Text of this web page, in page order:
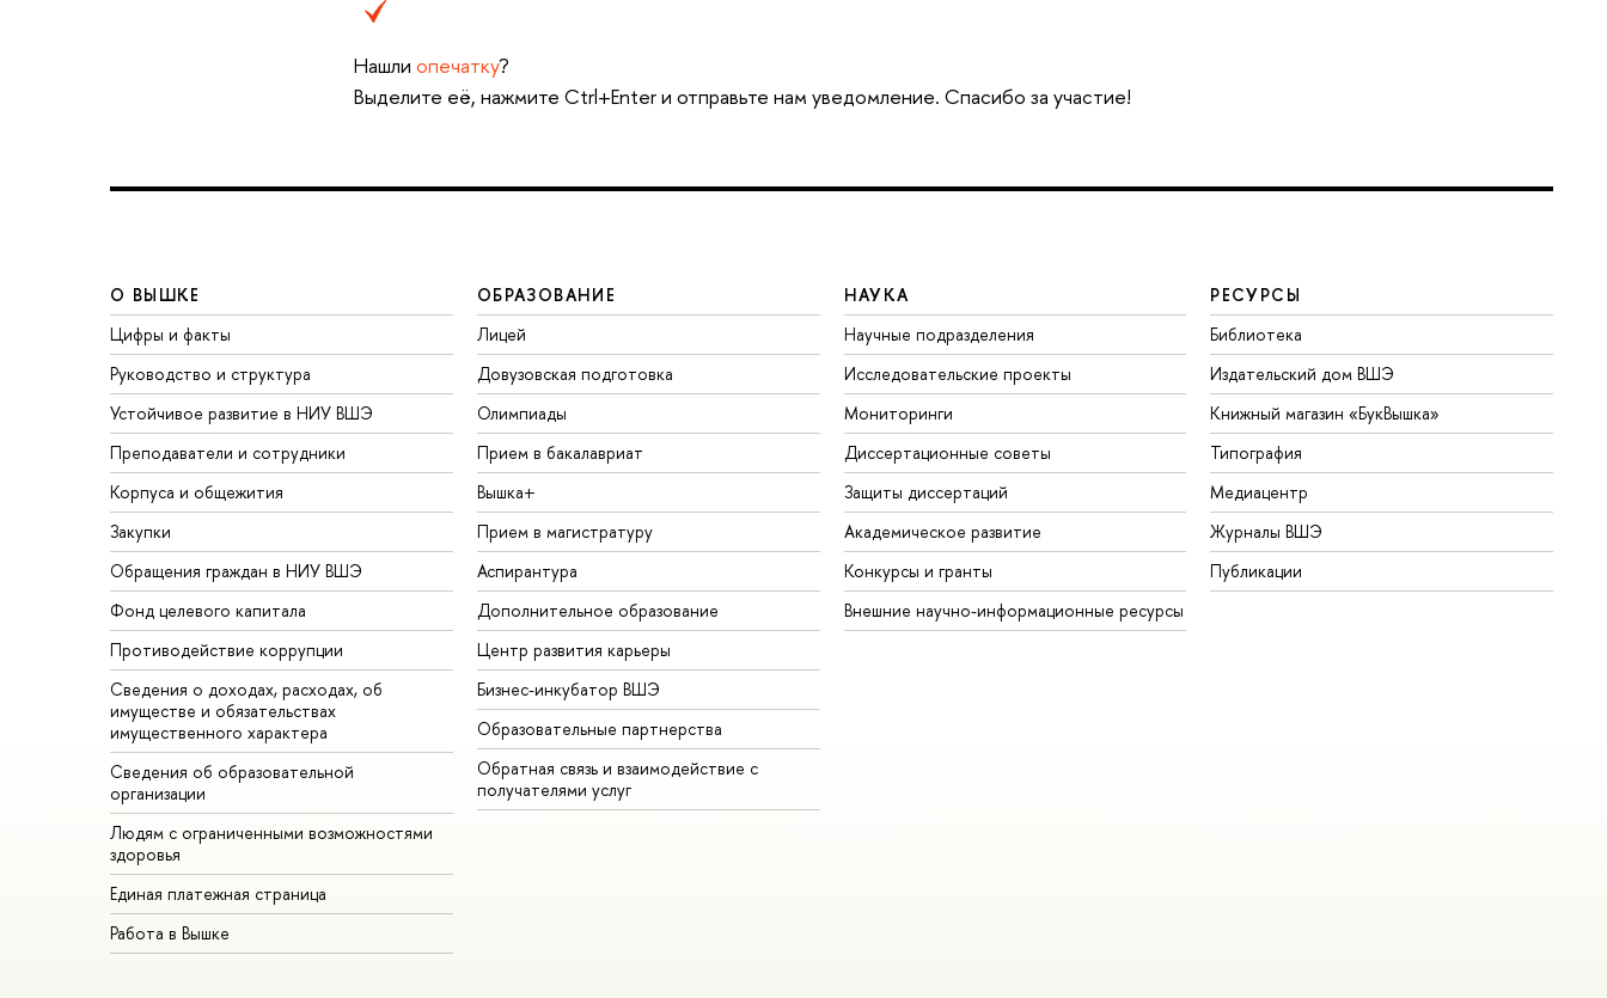
Нашли опечатку?
Выделите её, нажмите Ctrl+Enter и отправьте нам уведомление. Спасибо за участие!
О ВЫШКЕ
Цифры и факты
Руководство и структура
Устойчивое развитие в НИУ ВШЭ
Преподаватели и сотрудники
Корпуса и общежития
Закупки
Обращения граждан в НИУ ВШЭ
Фонд целевого капитала
Противодействие коррупции
Сведения о доходах, расходах, об
имуществе и обязательствах
имущественного характера
Сведения об образовательной
организации
Людям с ограниченными возможностями
здоровья
Единая платежная страница
Работа в Вышке
ОБРАЗОВАНИЕ
Лицей
Довузовская подготовка
Олимпиады
Прием в бакалавриат
Вышка+
Прием в магистратуру
Аспирантура
Дополнительное образование
Центр развития карьеры
Бизнес-инкубатор ВШЭ
Образовательные партнерства
Обратная связь и взаимодействие с
получателями услуг
НАУКА
Научные подразделения
Исследовательские проекты
Мониторинги
Диссертационные советы
Защиты диссертаций
Академическое развитие
Конкурсы и гранты
Внешние научно-информационные ресурсы
РЕСУРСЫ
Библиотека
Издательский дом ВШЭ
Книжный магазин «БукВышка»
Типография
Медиацентр
Журналы ВШЭ
Публикации